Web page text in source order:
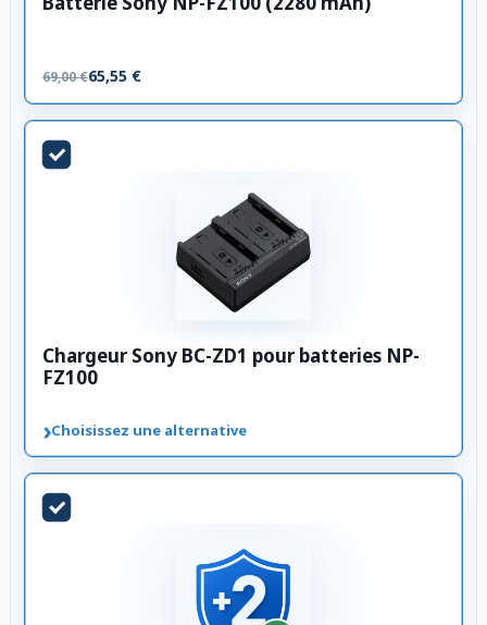
69,00 €65,55 €
Chargeur Sony BC-ZD1 pour batteries NP-
FZ100
›Choisissez une alternative